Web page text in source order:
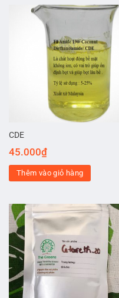
CDE
45.000₫
Thêm vào giỏ hàng